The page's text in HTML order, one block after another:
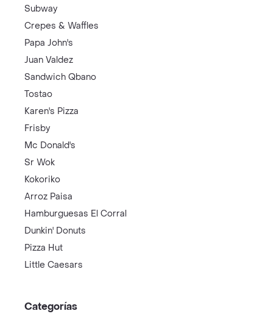
Subway
Crepes & Waffles
Papa John's
Juan Valdez
Sandwich Qbano
Tostao
Karen's Pizza
Frisby
Mc Donald's
Sr Wok
Kokoriko
Arroz Paisa
Hamburguesas El Corral
Dunkin' Donuts
Pizza Hut
Little Caesars
Categorías